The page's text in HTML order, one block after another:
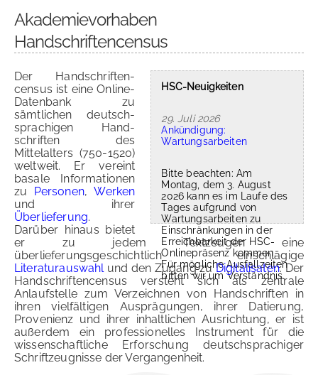
Akademievorhaben
Handschriftencensus
HSC-Neuigkeiten
29. Juli 2026
Ankündigung:
Wartungsarbeiten
Bitte beachten: Am
Montag, dem 3. August
2026 kann es im Laufe des
Tages aufgrund von
Wartungsarbeiten zu
Einschränkungen in der
Erreichbarkeit der HSC-
Onlinepräsenz kommen.
Für mögliche Ausfallzeiten
bitten wir um Verständnis.
Der Hand­schriften­
census ist eine Online-
Datenbank zu
sämtlichen deutsch­
sprachigen Hand­
schriften des
Mittelalters (750-1520)
weltweit. Er vereint
basale Informationen
zu Personen,Werken
und ihrer
Überlieferung.
Darüber hinaus bietet
er zu jedem Textzeugen eine
überlieferungsgeschichtlich einschlägige
Literaturauswahlund den Zugang zuDigitalisaten. Der
Handschriftencensus versteht sich als zentrale
Anlaufstelle zum Verzeichnen von Handschriften in
ihren vielfältigen Ausprägungen, ihrer Datierung,
Provenienz und ihrer inhaltlichen Ausrichtung, er ist
außerdem ein professionelles Instrument für die
wissenschaftliche Erforschung deutschsprachiger
Schriftzeugnisse der Vergangenheit.